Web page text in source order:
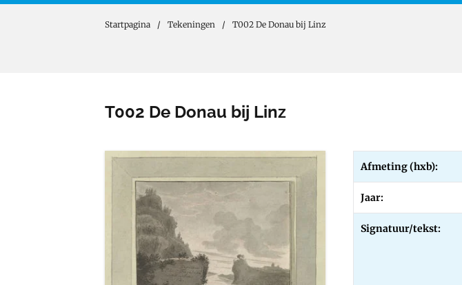
Startpagina Tekeningen T002 De Donau bij Linz
T002 De Donau bij Linz
Afmeting (hxb):
Jaar:
Signatuur/tekst: